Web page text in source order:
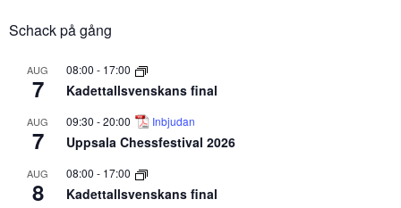
Schack på gång
AUG
7
08:00 - 17:00
Kadettallsvenskans final
AUG
7
09:30 -20:00 Inbjudan
Uppsala Chessfestival 2026
AUG
8
08:00 - 17:00
Kadettallsvenskans final